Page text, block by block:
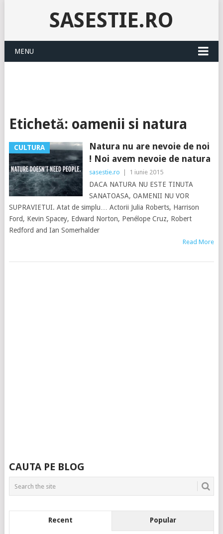
SASESTIE.RO
MENU
Etichetă: oamenii si natura
CULTURA
Natura nu are nevoie de noi
! Noi avem nevoie de natura
sasestie.ro 1 iunie 2015
DACA NATURA NU ESTE TINUTA
SANATOASA, OAMENII NU VOR
SUPRAVIETUI. Atat de simplu… Actorii Julia Roberts, Harrison
Ford, Kevin Spacey, Edward Norton, Penélope Cruz, Robert
Redford and Ian Somerhalder
Read More
CAUTA PE BLOG
Recent Popular